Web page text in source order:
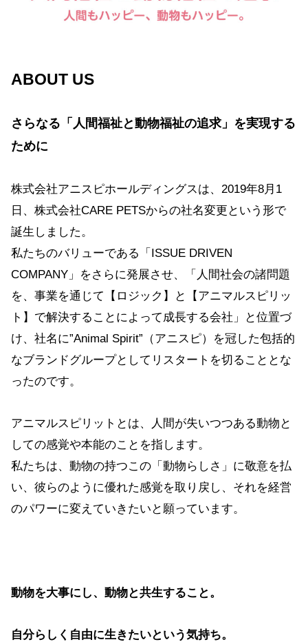
ABOUT US
さらなる「人間福祉と動物福祉の追求」を実現する
ために
株式会社アニスピホールディングスは、2019年8月1
日、株式会社CARE PETSからの社名変更という形で
誕生しました。
私たちのバリューである「ISSUE DRIVEN
COMPANY」をさらに発展させ、「人間社会の諸問題
を、事業を通じて【ロジック】と【アニマルスピリッ
ト】で解決することによって成長する会社」と位置づ
け、社名に”Animal Spirit”（アニスピ）を冠した包括的
なブランドグループとしてリスタートを切ることとな
ったのです。
アニマルスピリットとは、人間が失いつつある動物と
しての感覚や本能のことを指します。
私たちは、動物の持つこの「動物らしさ」に敬意を払
い、彼らのように優れた感覚を取り戻し、それを経営
のパワーに変えていきたいと願っています。
動物を大事にし、動物と共生すること。
自分らしく自由に生きたいという気持ち。